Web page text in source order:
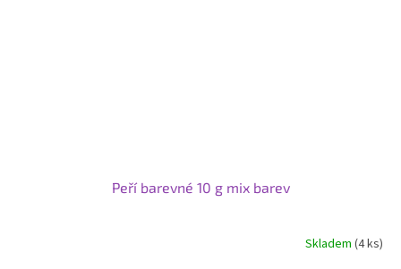
Peří barevné 10 g mix barev
Skladem (4 ks)